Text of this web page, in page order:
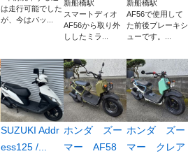
は走行可能でした
が、今はバッ...
新船橋駅
スマートディオ
AF56から取り外
ししたミラ...
新船橋駅
AF56で使用して
た前後ブレーキシ
ューです。...
SUZUKI Addr
ess125 /...
ホンダ ズー
マー AF58
ホンダ ズー
マー クレア